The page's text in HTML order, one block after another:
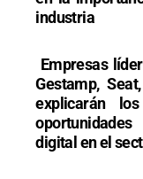
industria
Empresas
Gestamp,
explicarán
digital en el